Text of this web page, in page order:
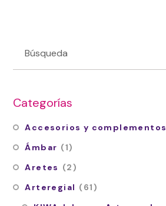
Categorías
Accesorios y complementos
Ámbar (1)
Aretes (2)
Arteregial (61)